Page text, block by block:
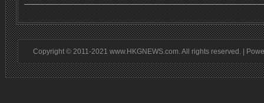
Copyright © 2011-2021 www.HKGNEWS.com. All rights reserved. |